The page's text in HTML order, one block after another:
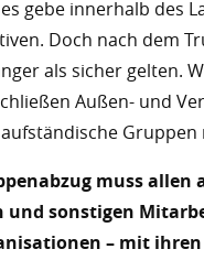
gebe innerhalb des
Doch nach dem
als sicher gelten.
Außen- und
muss
und sonstigen
– mit